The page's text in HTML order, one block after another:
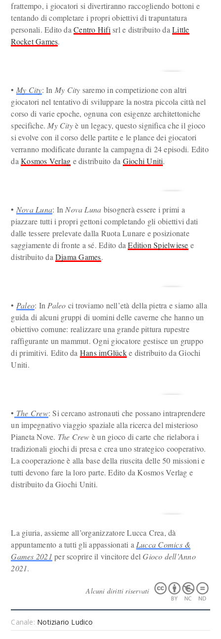
frattempo, i giocatori si divertiranno raccogliendo bottoni e
tentando di completare i propri obiettivi di trapuntatura
personali. Edito daCentro Hifi srl e distribuito daLittle
Rocket Games.
• My City: In My City saremo in competizione con altri
giocatori nel tentativo di sviluppare la nostra piccola città nel
corso di varie epoche, ognuna con esigenze architettoniche
specifiche. My Cityè un legacy, questo significa che il gioco
si evolve con il corso delle partite e le plance dei giocatori
verranno modificate durante la campagna di 24 episodi. Edito
daKosmos Verlag e distribuito da Giochi Uniti.
• Nova Luna: In Nova Luna bisognerà essere i primi a
piazzare tutti i propri gettoni completando gli obiettivi dati
dalle tessere prelevate dalla Ruota Lunare e posizionate
saggiamente di fronte a sé. Edito daEdition Spielwiese e
distribuito daDjama Games.
• Paleo: In Paleo ci troviamo nell’età della pietra e siamo alla
guida di alcuni gruppi di uomini delle caverne che hanno un
obiettivo comune: realizzare una grande pittura rupestre
raffigurante un mammut. Ogni giocatore gestisce un gruppo
di primitivi. Edito da Hans imGlücke distribuito da Giochi
Uniti.
• The Crew: Si cercano astronauti che possano intraprendere
un impegnativo viaggio spaziale alla ricerca del misterioso
Pianeta Nove. The Crew è un gioco di carte che rielabora i
tradizionali giochi di presa e crea uno strategico cooperativo.
La cooperazione è alla base della riuscita delle 50 missioni e
tutti devono fare la loro parte. Edito da Kosmos Verlag e
distribuito da Giochi Uniti.
La giuria, assieme all’organizzatore Lucca Crea, dà
appuntamento a tutti gli appassionati a Lucca Comics &
Games 2021 per scoprire il vincitore del Gioco dell’Anno
2021.
Alcuni diritti riservati
Canale: Notiziario Ludico